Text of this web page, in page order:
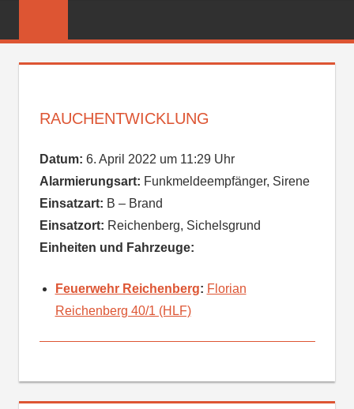
FEUERWEHR
RAUCHENTWICKLUNG
Datum: 6. April 2022 um 11:29 Uhr
Alarmierungsart: Funkmeldeempfänger, Sirene
Einsatzart: B – Brand
Einsatzort: Reichenberg, Sichelsgrund
Einheiten und Fahrzeuge:
Feuerwehr Reichenberg: Florian
Reichenberg 40/1 (HLF)